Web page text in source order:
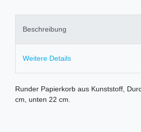
Beschreibung
Weitere Details
Runder Papierkorb aus Kunststoff,
cm, unten 22 cm.